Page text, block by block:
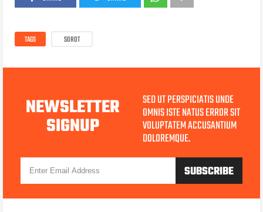
TAGS SOROT
NEWSLETTER
SIGNUP
SED UT PERSPICIATIS UNDE
OMNIS ISTE NATUS ERROR SIT
VOLUPTATEM ACCUSANTIUM
DOLOREMQUE.